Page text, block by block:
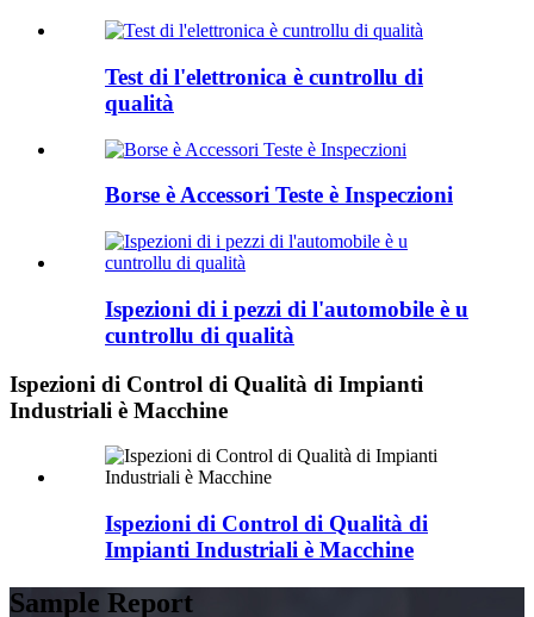
Test di l'elettronica è cuntrollu di
qualità
Borse è Accessori Teste è Inspeczioni
Ispezioni di i pezzi di l'automobile è u
cuntrollu di qualità
Ispezioni di Control di Qualità di Impianti
Industriali è Macchine
Ispezioni di Control di Qualità di
Impianti Industriali è Macchine
Sample Report